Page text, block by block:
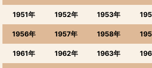
1951年 1952年 1953年
1956年 1957年 1958年
1961年 1962年 1963年